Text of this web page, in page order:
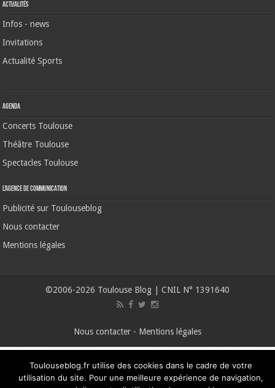
Actualités
Infos - news
Invitations
Actualité Sports
Agenda
Concerts Toulouse
Théâtre Toulouse
Spectacles Toulouse
L’agence de communication
Publicité sur Toulouseblog
Nous contacter
Mentions légales
©2006-2026 Toulouse Blog | CNIL N° 1391640
Nous contacter - Mentions légales
Toulouseblog.fr utilise des cookies dans le cadre de votre
utilisation du site. Pour une meilleure expérience de navigation,